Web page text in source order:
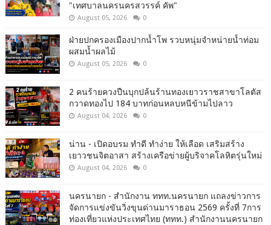
"เทศบาลนครนครสวรรค์ คัพ"
August 05, 2026 0
ฝ่ายปกครองเมืองปากน้ำโพ รวบหนุ่มจำหน่ายน้ำท่อม
ผสมน้ำผลไม้
August 05, 2026 0
2 คนร้ายควงปืนบุกปล้นร้านทองเยาวราชสาขาโลตัส
กวาดทองไป 184 บาทก่อนหลบหนีข้ามไปลาว
August 04, 2026 0
น่าน - เปิดอบรม ทำดี ทำง่าย ให้เลือด เสริมสร้าง
เยาวชนจิตอาสา สร้างเครือข่ายผู้บริจาคโลหิตรุ่นใหม่
August 04, 2026 0
นครนายก - สำนักงาน ททท.นครนายก แถลงข่าวการ
จัดการแข่งขันวิ่งขุนด่านมาราธอน 2569 ครั้งที่ 7การ
ท่องเที่ยวแห่งประเทศไทย (ททท.) สำนักงานนครนายก